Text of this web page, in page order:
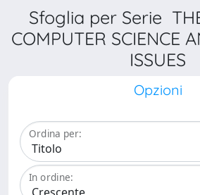
Sfoglia per Serie
COMPUTER SCIENCE
ISSUES
Opzioni
Ordina per:
In ordine: